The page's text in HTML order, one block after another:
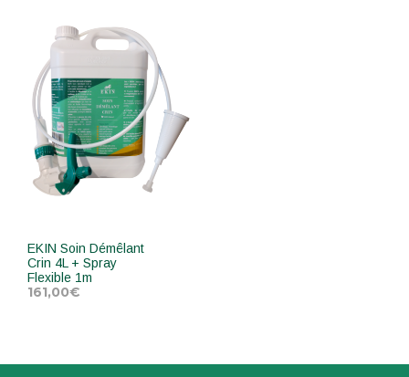
AJOUTER AU PANIER
EKIN Soin Démêlant
Crin 4L + Spray
Flexible 1m
161,00€